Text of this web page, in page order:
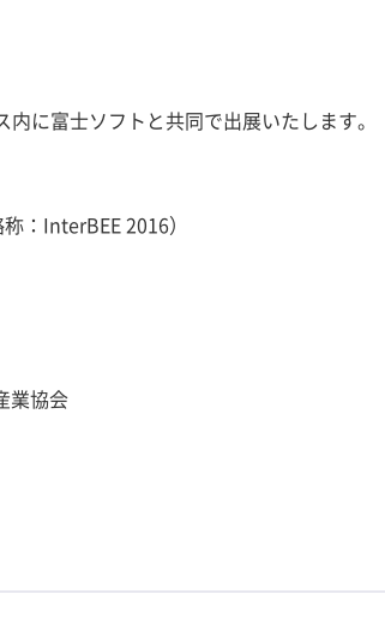
に富士ソフトと共同で出展いたします。
InterBEE 2016）
協会